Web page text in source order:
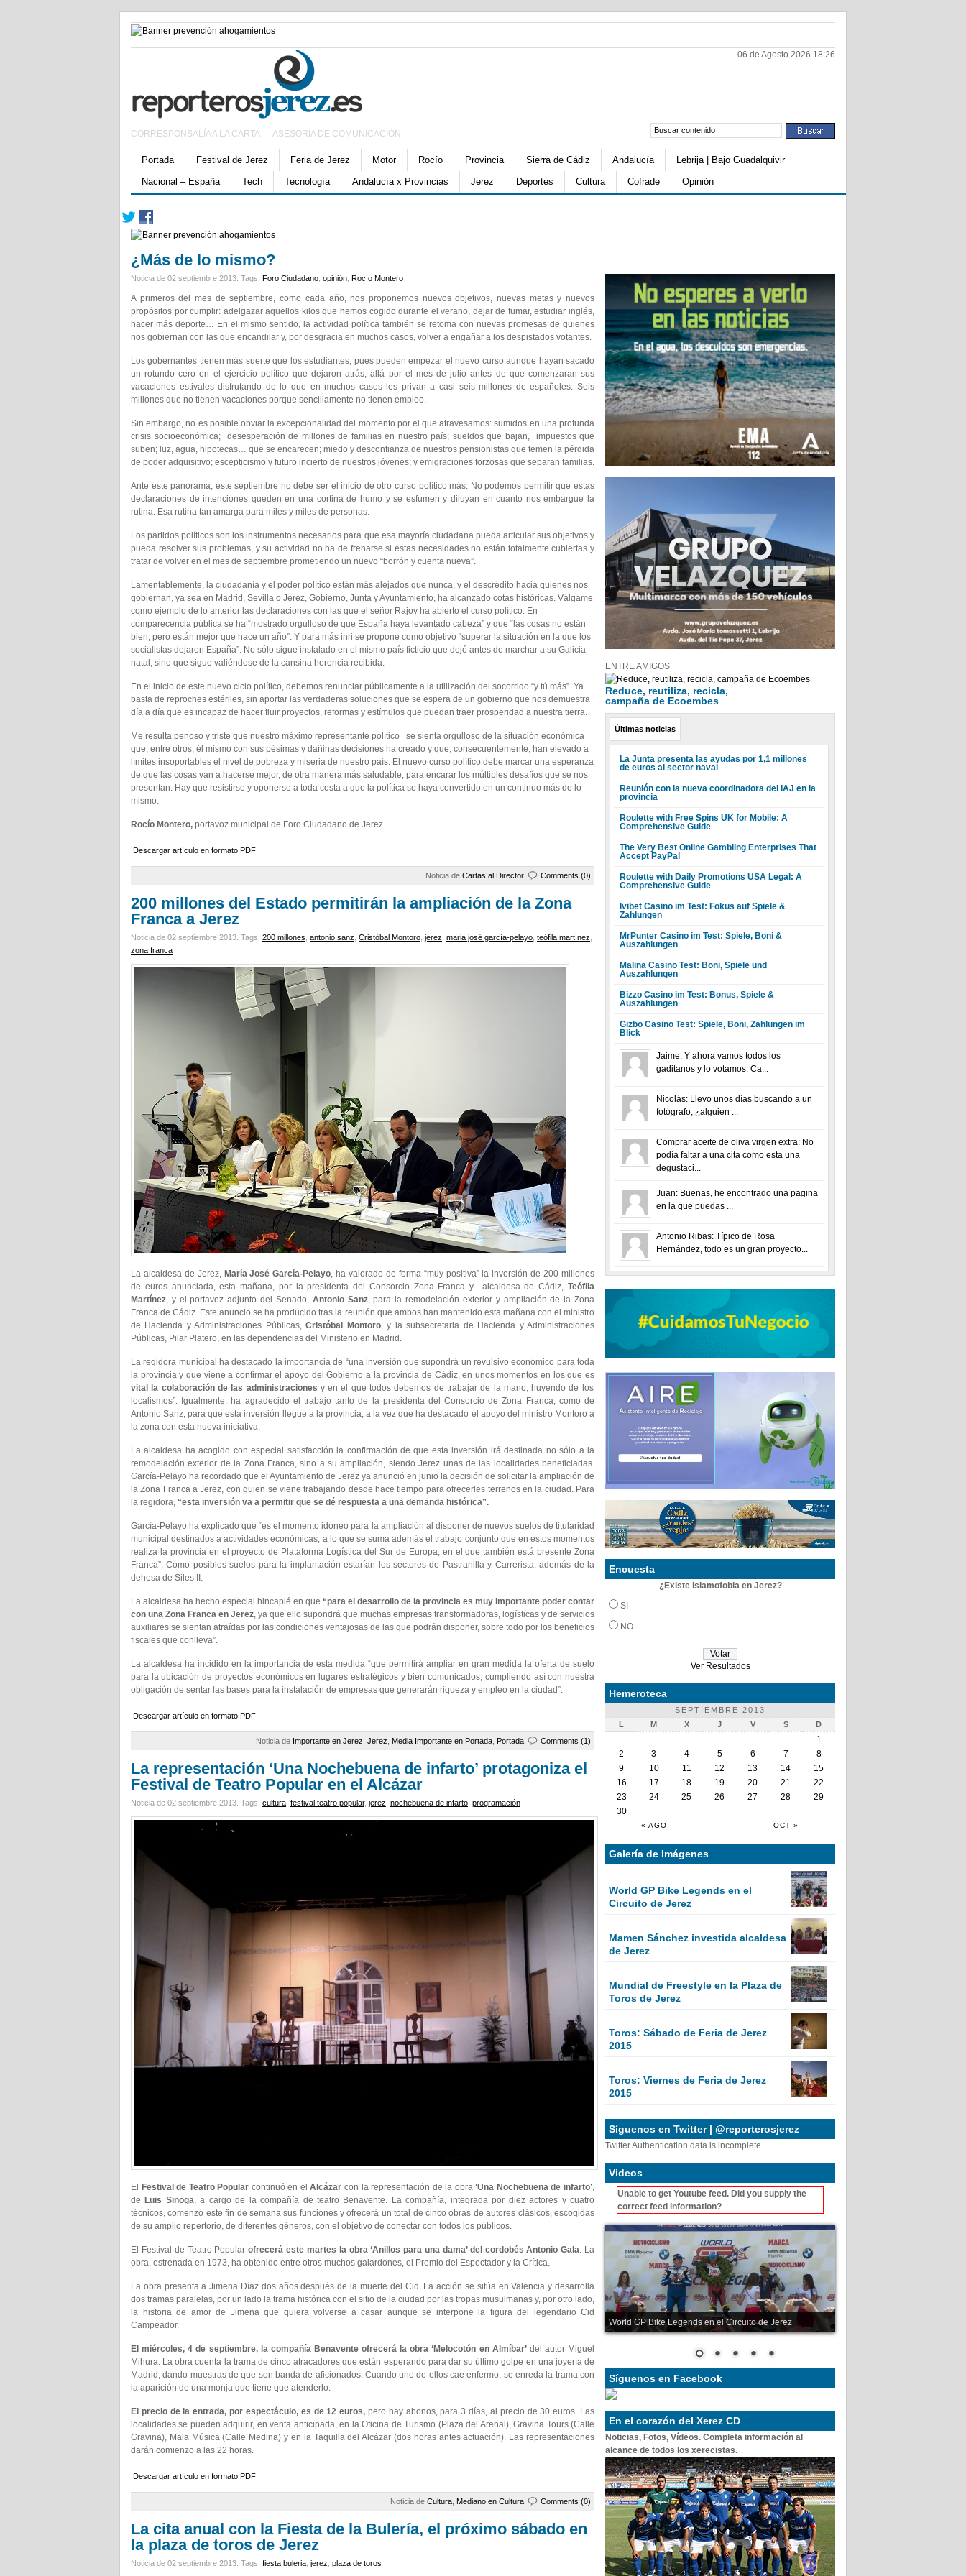
06 de Agosto 2026 18:26
CORRESPONSALÍA A LA CARTA ASESORÍA DE COMUNICACIÓN
Portada Festival de Jerez Feria de Jerez Motor Rocío Provincia Sierra de Cádiz Andalucía
Lebrija | Bajo Guadalquivir
Nacional – España
Tech Tecnología Andalucía x Provincias Jerez Deportes Cultura Cofrade Opinión
¿Más de lo mismo?
Noticia de 02 septiembre 2013. Tags: Foro Ciudadano opinión Rocío Montero
A primeros del mes de septiembre, como cada año, nos proponemos nuevos objetivos, nuevas metas y nuevos
propósitos por cumplir: adelgazar aquellos kilos que hemos cogido durante el verano, dejar de fumar, estudiar inglés,
hacer más deporte… En el mismo sentido, la actividad política también se retoma con nuevas promesas de quienes
nos gobiernan con las que encandilar y, por desgracia en muchos casos, volver a engañar a los despistados votantes.
Los gobernantes tienen más suerte que los estudiantes, pues pueden empezar el nuevo curso aunque hayan sacado
un rotundo cero en el ejercicio político que dejaron atrás, allá por el mes de julio antes de que comenzaran sus
vacaciones estivales disfrutando de lo que en muchos casos les privan a casi seis millones de españoles. Seis
millones que no tienen vacaciones porque sencillamente no tienen empleo.
Sin embargo, no es posible obviar la excepcionalidad del momento por el que atravesamos: sumidos en una profunda
crisis socioeconómica; desesperación de millones de familias en nuestro país; sueldos que bajan, impuestos que
suben; luz, agua, hipotecas… que se encarecen; miedo y desconfianza de nuestros pensionistas que temen la pérdida
de poder adquisitivo; escepticismo y futuro incierto de nuestros jóvenes; y emigraciones forzosas que separan familias.
Ante este panorama, este septiembre no debe ser el inicio de otro curso político más. No podemos permitir que estas
declaraciones de intenciones queden en una cortina de humo y se esfumen y diluyan en cuanto nos embargue la
rutina. Esa rutina tan amarga para miles y miles de personas.
Los partidos políticos son los instrumentos necesarios para que esa mayoría ciudadana pueda articular sus objetivos y
pueda resolver sus problemas, y su actividad no ha de frenarse si estas necesidades no están totalmente cubiertas y
tratar de volver en el mes de septiembre prometiendo un nuevo “borrón y cuenta nueva”.
Lamentablemente, la ciudadanía y el poder político están más alejados que nunca, y el descrédito hacia quienes nos
gobiernan, ya sea en Madrid, Sevilla o Jerez, Gobierno, Junta y Ayuntamiento, ha alcanzado cotas históricas. Válgame
como ejemplo de lo anterior las declaraciones con las que el señor Rajoy ha abierto el curso político. En
comparecencia pública se ha “mostrado orgulloso de que España haya levantado cabeza” y que “las cosas no están
bien, pero están mejor que hace un año”. Y para más inri se propone como objetivo “superar la situación en la que los
socialistas dejaron España”. No sólo sigue instalado en el mismo país ficticio que dejó antes de marchar a su Galicia
natal, sino que sigue valiéndose de la cansina herencia recibida.
En el inicio de este nuevo ciclo político, debemos renunciar públicamente a la utilización del socorrido “y tú más”. Ya
basta de reproches estériles, sin aportar las verdaderas soluciones que se espera de un gobierno que nos demuestra
día a día que es incapaz de hacer fluir proyectos, reformas y estímulos que puedan traer prosperidad a nuestra tierra.
Me resulta penoso y triste que nuestro máximo representante político se sienta orgulloso de la situación económica
que, entre otros, él mismo con sus pésimas y dañinas decisiones ha creado y que, consecuentemente, han elevado a
límites insoportables el nivel de pobreza y miseria de nuestro país. El nuevo curso político debe marcar una esperanza
de que las cosas van a hacerse mejor, de otra manera más saludable, para encarar los múltiples desafíos que se nos
presentan. Hay que resistirse y oponerse a toda costa a que la política se haya convertido en un continuo más de lo
mismo.
Rocío Montero, portavoz municipal de Foro Ciudadano de Jerez
Descargar artículo en formato PDF
Noticia de Cartas al Director Comments (0)
200 millones del Estado permitirán la ampliación de la Zona
Franca a Jerez
Noticia de 02 septiembre 2013. Tags: 200 millones antonio sanz Cristóbal Montoro jerez maria josé garcía-pelayo teófila martínez
zona franca
La alcaldesa de Jerez, María José García-Pelayo, ha valorado de forma “muy positiva” la inversión de 200 millones
de euros anunciada, esta mañana, por la presidenta del Consorcio Zona Franca y alcaldesa de Cádiz, Teófila
Martínez, y el portavoz adjunto del Senado, Antonio Sanz, para la remodelación exterior y ampliación de la Zona
Franca de Cádiz. Este anuncio se ha producido tras la reunión que ambos han mantenido esta mañana con el ministro
de Hacienda y Administraciones Públicas,Cristóbal Montoro, y la subsecretaria de Hacienda y Administraciones
Públicas, Pilar Platero, en las dependencias del Ministerio en Madrid.
La regidora municipal ha destacado la importancia de “una inversión que supondrá un revulsivo económico para toda
la provincia y que viene a confirmar el apoyo del Gobierno a la provincia de Cádiz, en unos momentos en los que es
vital la colaboración de las administraciones y en el que todos debemos de trabajar de la mano, huyendo de los
localismos”. Igualmente, ha agradecido el trabajo tanto de la presidenta del Consorcio de Zona Franca, como de
Antonio Sanz, para que esta inversión llegue a la provincia, a la vez que ha destacado el apoyo del ministro Montoro a
la zona con esta nueva iniciativa.
La alcaldesa ha acogido con especial satisfacción la confirmación de que esta inversión irá destinada no sólo a la
remodelación exterior de la Zona Franca, sino a su ampliación, siendo Jerez unas de las localidades beneficiadas.
García-Pelayo ha recordado que el Ayuntamiento de Jerez ya anunció en junio la decisión de solicitar la ampliación de
la Zona Franca a Jerez, con quien se viene trabajando desde hace tiempo para ofrecerles terrenos en la ciudad. Para
la regidora, “esta inversión va a permitir que se dé respuesta a una demanda histórica”.
García-Pelayo ha explicado que “es el momento idóneo para la ampliación al disponer de nuevos suelos de titularidad
municipal destinados a actividades económicas, a lo que se suma además el trabajo conjunto que en estos momentos
realiza la provincia en el proyecto de Plataforma Logística del Sur de Europa, en el que también está presente Zona
Franca”. Como posibles suelos para la implantación estarían los sectores de Pastranilla y Carrerista, además de la
dehesa de Siles II.
La alcaldesa ha hecho especial hincapié en que “para el desarrollo de la provincia es muy importante poder contar
con una Zona Franca en Jerez, ya que ello supondrá que muchas empresas transformadoras, logísticas y de servicios
auxiliares se sientan atraídas por las condiciones ventajosas de las que podrán disponer, sobre todo por los beneficios
fiscales que conlleva”.
La alcaldesa ha incidido en la importancia de esta medida “que permitirá ampliar en gran medida la oferta de suelo
para la ubicación de proyectos económicos en lugares estratégicos y bien comunicados, cumpliendo así con nuestra
obligación de sentar las bases para la instalación de empresas que generarán riqueza y empleo en la ciudad”.
Descargar artículo en formato PDF
Noticia de Importante en Jerez Jerez Media Importante en Portada Portada Comments (1)
La representación ‘Una Nochebuena de infarto’ protagoniza el
Festival de Teatro Popular en el Alcázar
Noticia de 02 septiembre 2013. Tags: cultura festival teatro popular, jerez nochebuena de infarto programación
El Festival de Teatro Popular continuó en elAlcázarcon la representación de la obra‘Una Nochebuena de infarto’,
de Luis Sinoga, a cargo de la compañía de teatro Benavente. La compañía, integrada por diez actores y cuatro
técnicos, comenzó este fin de semana sus funciones y ofrecerá un total de cinco obras de autores clásicos, escogidas
de su amplio repertorio, de diferentes géneros, con el objetivo de conectar con todos los públicos.
El Festival de Teatro Popularofrecerá este martes la obra ‘Anillos para una dama’ del cordobés Antonio Gala. La
obra, estrenada en 1973, ha obtenido entre otros muchos galardones, el Premio del Espectador y la Crítica.
La obra presenta a Jimena Díaz dos años después de la muerte del Cid. La acción se sitúa en Valencia y desarrolla
dos tramas paralelas, por un lado la trama histórica con el sitio de la ciudad por las tropas musulmanas y, por otro lado,
la historia de amor de Jimena que quiera volverse a casar aunque se interpone la figura del legendario Cid
Campeador.
El miércoles, 4 de septiembre, la compañía Benavente ofrecerá la obra ‘Melocotón en Almíbar’del autor Miguel
Mihura. La obra cuenta la trama de cinco atracadores que están esperando para dar su último golpe en una joyería de
Madrid, dando muestras de que son banda de aficionados. Cuando uno de ellos cae enfermo, se enreda la trama con
la aparición de una monja que tiene que atenderlo.
El precio de la entrada, por espectáculo, es de 12 euros, pero hay abonos, para 3 días, al precio de 30 euros. Las
localidades se pueden adquirir, en venta anticipada, en la Oficina de Turismo (Plaza del Arenal), Gravina Tours (Calle
Gravina), Mala Música (Calle Medina) y en la Taquilla del Alcázar (dos horas antes actuación). Las representaciones
darán comienzo a las 22 horas.
Descargar artículo en formato PDF
Noticia de Cultura Mediano en Cultura Comments (0)
La cita anual con la Fiesta de la Bulería, el próximo sábado en
la plaza de toros de Jerez
Noticia de 02 septiembre 2013. Tags: fiesta buleria jerez plaza de toros
ENTRE AMIGOS
Reduce, reutiliza, recicla,
campaña de Ecoembes
Últimas noticias
La Junta presenta las ayudas por 1,1 millones
de euros al sector naval
Reunión con la nueva coordinadora del IAJ en la
provincia
Roulette with Free Spins UK for Mobile: A
Comprehensive Guide
The Very Best Online Gambling Enterprises That
Accept PayPal
Roulette with Daily Promotions USA Legal: A
Comprehensive Guide
Ivibet Casino im Test: Fokus auf Spiele &
Zahlungen
MrPunter Casino im Test: Spiele, Boni &
Auszahlungen
Malina Casino Test: Boni, Spiele und
Auszahlungen
Bizzo Casino im Test: Bonus, Spiele &
Auszahlungen
Gizbo Casino Test: Spiele, Boni, Zahlungen im
Blick
Jaime: Y ahora vamos todos los
gaditanos y lo votamos. Ca...
Nicolás: Llevo unos días buscando a un
fotógrafo, ¿alguien ...
Comprar aceite de oliva virgen extra: No
podía faltar a una cita como esta una
degustaci...
Juan: Buenas, he encontrado una pagina
en la que puedas ...
Antonio Ribas: Típico de Rosa
Hernández, todo es un gran proyecto...
Encuesta
¿Existe islamofobia en Jerez?
SI
NO
Ver Resultados
Hemeroteca
SEPTIEMBRE 2013
L
M X J V S D
« AGO OCT »
1
2
3 4 5 6 7
8
9
10 11 12 13 14
15
16
17 18 19 20 21
22
23
24 25 26 27 28
29
30
Galería de Imágenes
World GP Bike Legends en el
Circuito de Jerez
Mamen Sánchez investida alcaldesa
de Jerez
Mundial de Freestyle en la Plaza de
Toros de Jerez
Toros: Sábado de Feria de Jerez
2015
Toros: Viernes de Feria de Jerez
2015
Síguenos en Twitter | @reporterosjerez
Twitter Authentication data is incomplete
Videos
Unable to get Youtube feed. Did you supply the
correct feed information?
World GP Bike Legends en el Circuito de Jerez
Síguenos en Facebook
En el corazón del Xerez CD
Noticias, Fotos, Vídeos. Completa información al
alcance de todos los xerecistas.